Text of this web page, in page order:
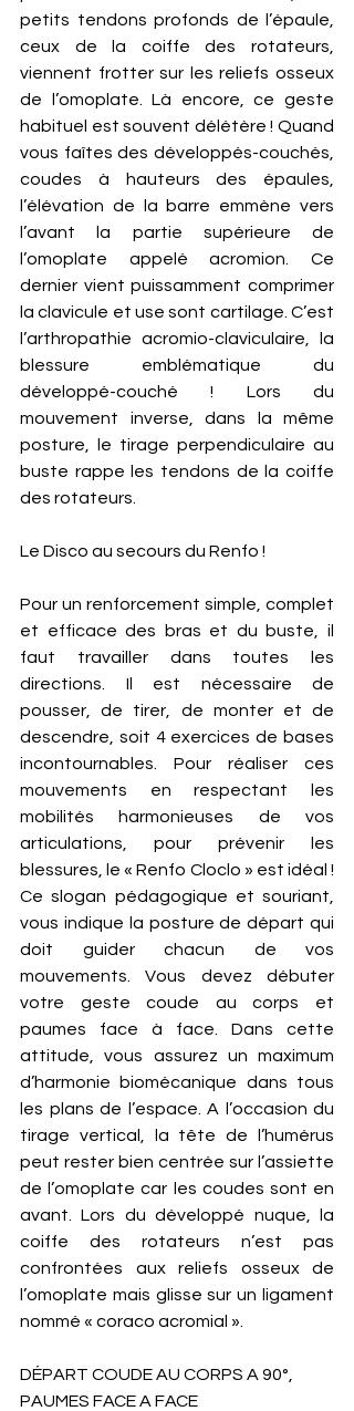
petits tendons profonds de l’épaule,
ceux de la coiffe des rotateurs,
viennent frotter sur les reliefs osseux
de l’omoplate. Là encore, ce geste
habituel est souvent délétère ! Quand
vous faîtes des développés-couchés,
coudes à hauteurs des épaules,
l’élévation de la barre emmène vers
l’avant la partie supérieure de
l’omoplate appelé acromion. Ce
dernier vient puissamment comprimer
la clavicule et use sont cartilage. C’est
l’arthropathie acromio-claviculaire, la
blessure emblématique du
développé-couché ! Lors du
mouvement inverse, dans la même
posture, le tirage perpendiculaire au
buste rappe les tendons de la coiffe
des rotateurs.
Le Disco au secours du Renfo !
Pour un renforcement simple, complet
et efficace des bras et du buste, il
faut travailler dans toutes les
directions. Il est nécessaire de
pousser, de tirer, de monter et de
descendre, soit 4 exercices de bases
incontournables. Pour réaliser ces
mouvements en respectant les
mobilités harmonieuses de vos
articulations, pour prévenir les
blessures, le « Renfo Cloclo » est idéal !
Ce slogan pédagogique et souriant,
vous indique la posture de départ qui
doit guider chacun de vos
mouvements. Vous devez débuter
votre geste coude au corps et
paumes face à face. Dans cette
attitude, vous assurez un maximum
d’harmonie biomécanique dans tous
les plans de l’espace. A l’occasion du
tirage vertical, la tête de l’humérus
peut rester bien centrée sur l’assiette
de l’omoplate car les coudes sont en
avant. Lors du développé nuque, la
coiffe des rotateurs n’est pas
confrontées aux reliefs osseux de
l’omoplate mais glisse sur un ligament
nommé « coraco acromial ».
DÉPART COUDE AU CORPS A 90°,
PAUMES FACE A FACE